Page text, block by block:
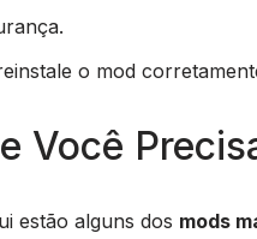
o mod
Você
estão alguns dos mods